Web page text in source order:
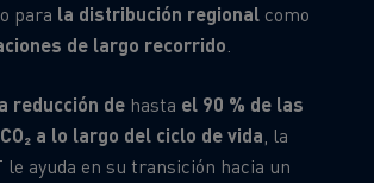
para la distribución regional como
de largo recorrido.
reducción de hasta el 90 % de las
a lo largo del ciclo de vida, la
le ayuda en su transición hacia un